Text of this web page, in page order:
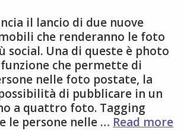
il lancio di due nuove
che renderanno le foto
social. Una di queste è photo
che permette di
nelle foto postate, la
di pubblicare in un
a quattro foto. Tagging
le persone nelle … Read more